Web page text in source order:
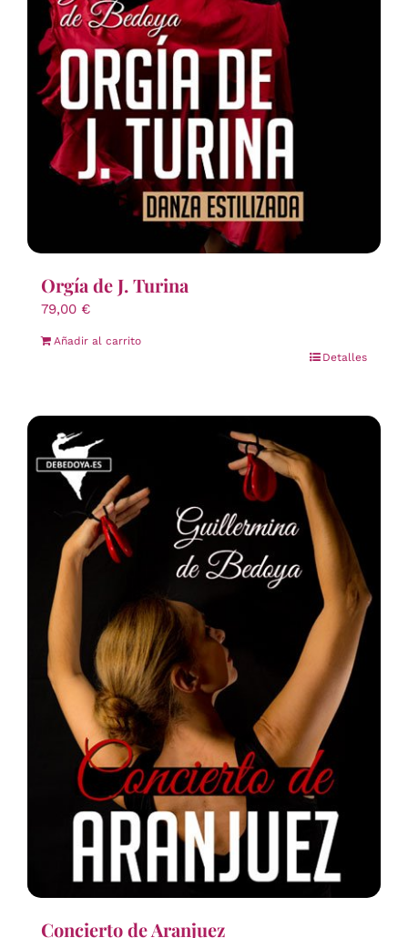
Orgía de J. Turina
79,00 €
Añadir al carrito
Detalles
Concierto de Aranjuez